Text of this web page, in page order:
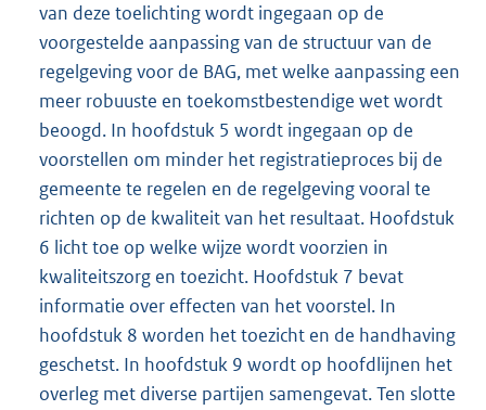
van deze toelichting wordt ingegaan op de
voorgestelde aanpassing van de structuur van de
regelgeving voor de BAG, met welke aanpassing een
meer robuuste en toekomstbestendige wet wordt
beoogd. In hoofdstuk 5 wordt ingegaan op de
voorstellen om minder het registratieproces bij de
gemeente te regelen en de regelgeving vooral te
richten op de kwaliteit van het resultaat. Hoofdstuk
6 licht toe op welke wijze wordt voorzien in
kwaliteitszorg en toezicht. Hoofdstuk 7 bevat
informatie over effecten van het voorstel. In
hoofdstuk 8 worden het toezicht en de handhaving
geschetst. In hoofdstuk 9 wordt op hoofdlijnen het
overleg met diverse partijen samengevat. Ten slotte